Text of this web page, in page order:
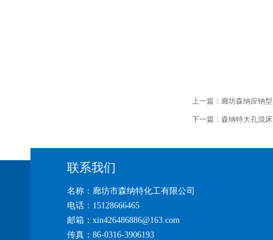
上一篇： 廊坊森纳应钠
下一篇： 森纳特大孔混
联系我们
名称：廊坊市森纳特化工有限公司
电话：15128666465
邮箱：xin426486886@163.com
传真：86-0316-3906193